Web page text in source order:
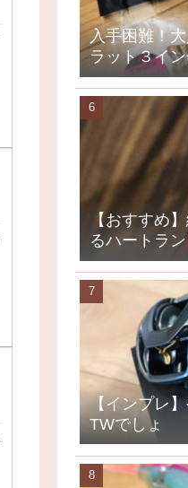
入手困難！
ラット３イ
【おすすめ
るハートラ
【インプレ
TWでしょ